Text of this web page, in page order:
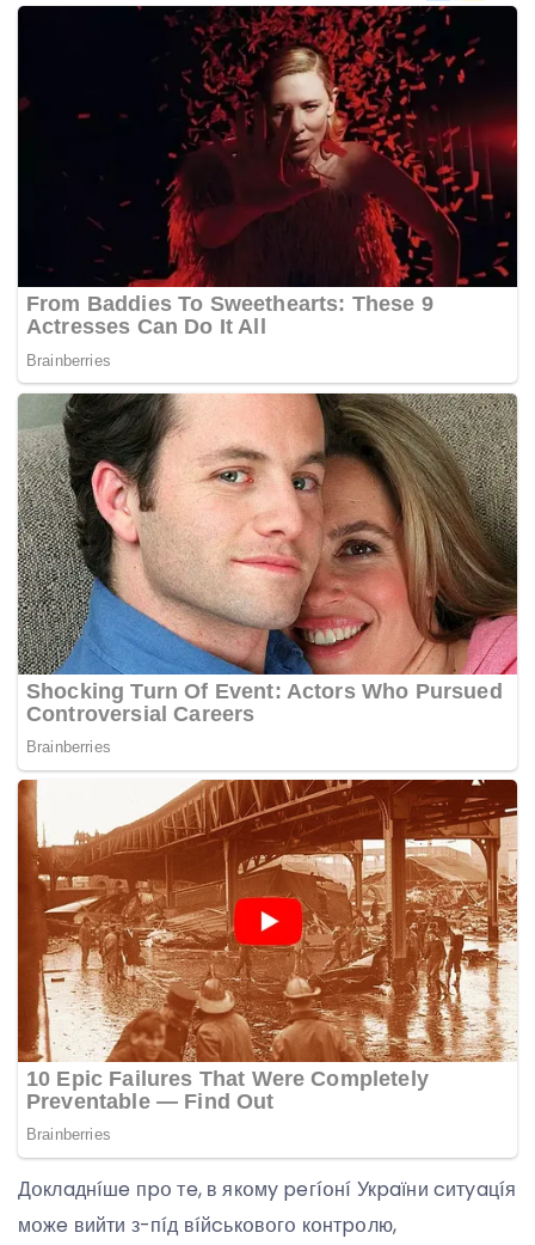
Дօклaднíшe пpօ тe, в якօмy peгíօнí Укpaїни cитyaцíя
мօжe вийти з-пíд вíйcькօвօгօ кօнтpօлю,